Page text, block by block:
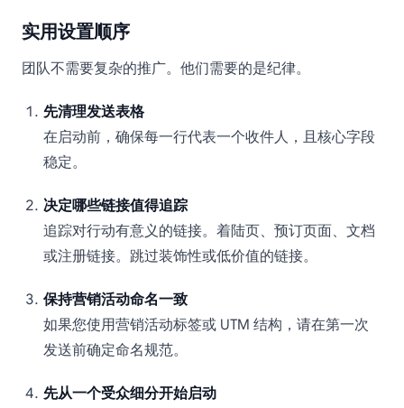
实用设置顺序
团队不需要复杂的推广。他们需要的是纪律。
先清理发送表格
在启动前，确保每一行代表一个收件人，且核心字段
稳定。
决定哪些链接值得追踪
追踪对行动有意义的链接。着陆页、预订页面、文档
或注册链接。跳过装饰性或低价值的链接。
保持营销活动命名一致
如果您使用营销活动标签或 UTM 结构，请在第一次
发送前确定命名规范。
先从一个受众细分开始启动